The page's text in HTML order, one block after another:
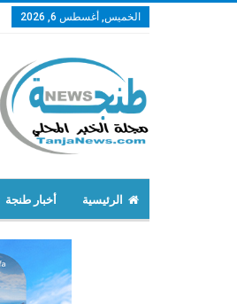
الخميس, أغسطس 6, 2026
الرئيسية أخبار طنجة